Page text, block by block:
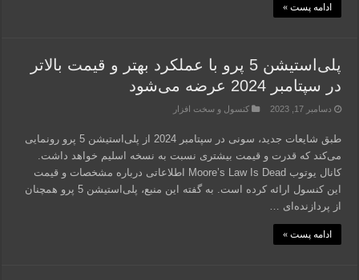
ادامه پست »
پلی‌استیشن 5 پرو با عملکرد بهتر و قیمت بالاتر
در سپتامبر 2024 عرضه می‌شود
دسامبر 17, 2023 کنسول و سخت افزار
طبق شایعات جدید، سونی در سپتامبر 2024 از پلی‌استیشن 5 پرو رونمایی
می‌کند که قدرت و قیمت بیشتری نسبت به نسخه اسلیم خواهد داشت.
کانال یوتوب Moore’s Law Is Dead اطلاعاتی درباره مشخصات و قیمت
این کنسول ارائه کرده است. به گفته این منبع، پلی‌استیشن 5 پرو همچنان
از پردازنده‌ای …
ادامه پست »